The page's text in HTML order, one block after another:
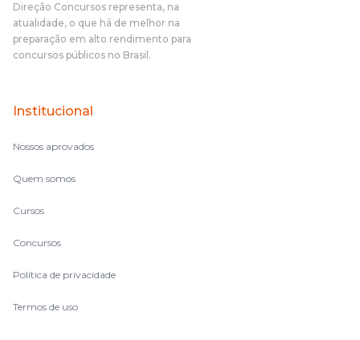
o aluno, além de ter que estudar, ele tem que perder tempo
fazendo um cronograma, num pós- edital é muito
complicado, é uma avalanche de informação, então vocês
terem feito isso é muito bacana, porque quando eu me sentia
no volume de matérias.
Direção Concursos representa, na
atualidade, o que há de melhor na
preparação em alto rendimento para
concursos públicos no Brasil.
Institucional
Nossos aprovados
Quem somos
Cursos
Concursos
Política de privacidade
Termos de uso